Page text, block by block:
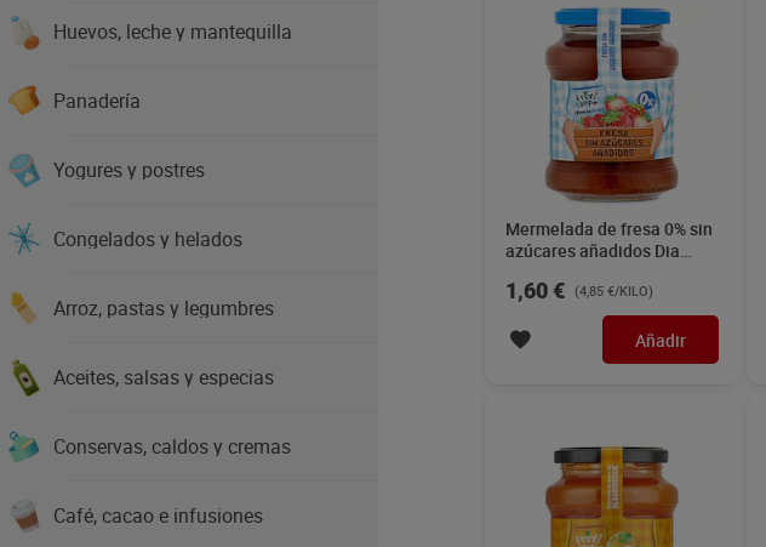
Huevos, leche y mantequilla
Panadería
Yogures y postres
Congelados y helados
Arroz, pastas y legumbres
Aceites, salsas y especias
Conservas, caldos y cremas
Café, cacao e infusiones
Mermelada de fresa 0% sin
azúcares añadidos Dia
1,60 € (4,85 €/KILO)
Añadir